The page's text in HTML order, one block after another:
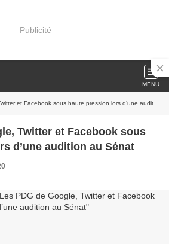
Publicité
MENU
et Facebook sous haute pression lors d’une audition au Sénat
Twitter et Facebook sous
d’une audition au Sénat